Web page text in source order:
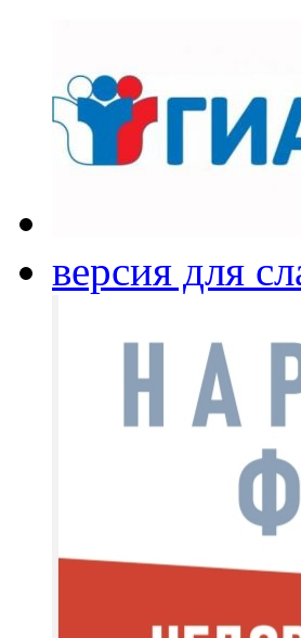
версия для